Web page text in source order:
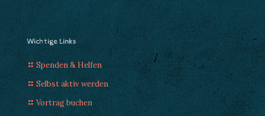
Wichtige Links
Spenden & Helfen
Selbst aktiv werden
Vortrag buchen